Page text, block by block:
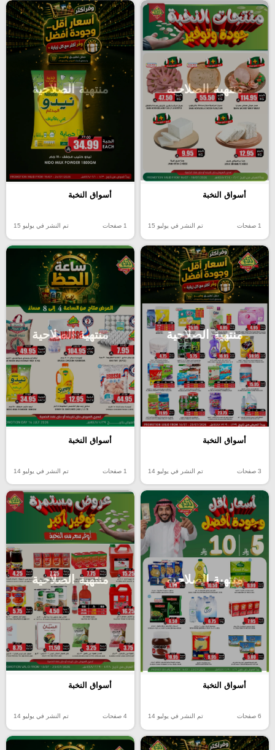
منتهية الصلاحية
أسواق النخبة
1 صفحات تم النشر في يوليو 15
منتهية الصلاحية
أسواق النخبة
1 صفحات تم النشر في يوليو 15
منتهية الصلاحية
أسواق النخبة
3 صفحات تم النشر في يوليو 14
منتهية الصلاحية
أسواق النخبة
1 صفحات تم النشر في يوليو 14
منتهية الصلاحية
أسواق النخبة
6 صفحات تم النشر في يوليو 14
منتهية الصلاحية
أسواق النخبة
4 صفحات تم النشر في يوليو 14